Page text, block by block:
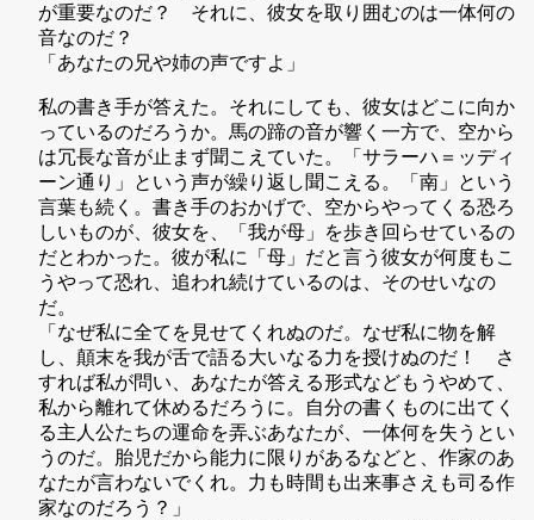
が重要なのだ？ それに、彼女を取り囲むのは一体何の
音なのだ？
「あなたの兄や姉の声ですよ」
私の書き手が答えた。それにしても、彼女はどこに向か
っているのだろうか。馬の蹄の音が響く一方で、空から
は冗長な音が止まず聞こえていた。「サラーハ＝ッディ
ーン通り」という声が繰り返し聞こえる。「南」という
言葉も続く。書き手のおかげで、空からやってくる恐ろ
しいものが、彼女を、「我が母」を歩き回らせているの
だとわかった。彼が私に「母」だと言う彼女が何度もこ
うやって恐れ、追われ続けているのは、そのせいなの
だ。
「なぜ私に全てを見せてくれぬのだ。なぜ私に物を解
し、顛末を我が舌で語る大いなる力を授けぬのだ！ さ
すれば私が問い、あなたが答える形式などもうやめて、
私から離れて休めるだろうに。自分の書くものに出てく
る主人公たちの運命を弄ぶあなたが、一体何を失うとい
うのだ。胎児だから能力に限りがあるなどと、作家のあ
なたが言わないでくれ。力も時間も出来事さえも司る作
家なのだろう？」